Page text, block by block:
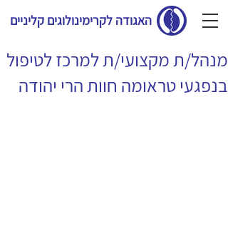
האגודה לקרימינולוגים קליניים
מנהל/ת מקצועי/ת למרכז לטיפול
בנפגעי טראומה חוות הרי יהודה